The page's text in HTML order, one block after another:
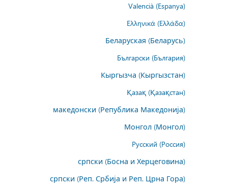
Valencià (Espanya)
Ελληνικά (Ελλάδα)
Беларуская (Беларусь)
Български (България)
Кыргызча (Кыргызстан)
Қазақ (Қазақстан)
македонски (Република Македонија)
Монгол (Монгол)
Русский (Россия)
српски (Босна и Херцеговина)
српски (Реп. Србија и Реп. Црна Гора)